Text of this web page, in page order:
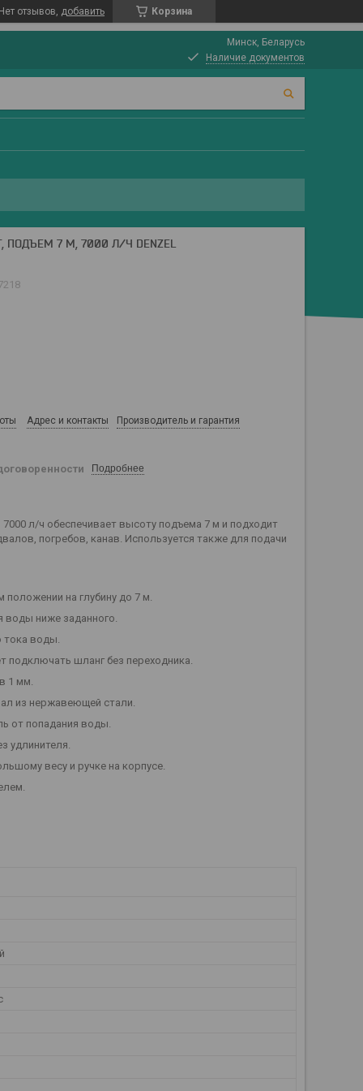
Корзина
отзывов, добавить
Минск, Беларусь
Наличие документов
7 М, 7000 Л/Ч DENZEL
Адрес и контакты Производитель и гарантия
Подробнее
л/ч обеспечивает высоту подъема 7 м и подходит
погребов, канав. Используется также для подачи
на глубину до 7 м.
воды ниже заданного.
тока воды.
подключать шланг без переходника.
1 мм.
из нержавеющей стали.
от попадания воды.
удлинителя.
весу и ручке на корпусе.